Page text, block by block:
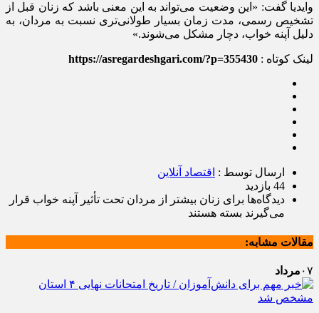
وایدیا گفت: «این وضعیت می‌تواند به این معنی باشد که زنان قبل از
تشخیص رسمی، مدت زمان بسیار طولانی‌تری نسبت به مردان، به
دلیل آپنه خواب، دچار مشکل می‌شوند.»
لینک کوتاه : https://asregardeshgari.com/?p=355430
ارسال توسط : اقتصاد آنلاین
44 بازدید
دیدگاه‌ها برای زنان بیشتر از مردان تحت تأثیر آپنه خواب قرار
می‌گیرند بسته هستند
مقالات مشابه:
۰۷ مرداد